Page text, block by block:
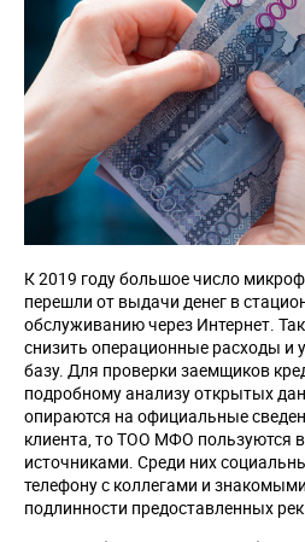
К 2019 году большое число
перешли от выдачи денег в
обслуживанию через Интернет.
снизить операционные расходы и
базу. Для проверки заемщиков
подробному анализу открытых
опираются на официальные
клиента, то ТОО МФО пользуются
источниками. Среди них
телефону с коллегами и
подлинности предоставленных